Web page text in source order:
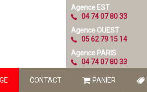
Agence EST
04 74 07 80 33
Agence OUEST
05 62 79 15 14
Agence PARIS
04 74 07 80 33
CONTACT PANIER